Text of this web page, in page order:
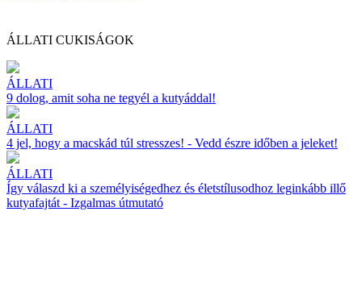
ÁLLATI CUKISÁGOK
ÁLLATI
9 dolog, amit soha ne tegyél a kutyáddal!
ÁLLATI
4 jel, hogy a macskád túl stresszes! - Vedd észre időben a jeleket!
ÁLLATI
Így válaszd ki a személyiségedhez és életstílusodhoz leginkább illő
kutyafajtát - Izgalmas útmutató